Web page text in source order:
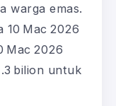
warga emas.
10 Mac 2026
Mac 2026
bilion untuk